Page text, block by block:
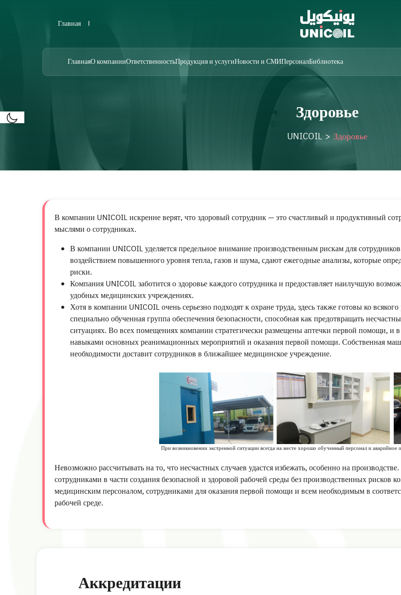
Главная
ГлавнаяО компанииОтветственностьПродукция и услугиНовости и СМИПерсоналБиблиотека
Здоровье
UNICOIL > Здоровье
В компании UNICOIL искренне верят, что здоровый сотрудник — это счастливый и продуктивный
мыслями о сотрудниках.
В компании UNICOIL уделяется предельное внимание производственным рискам для
воздействием повышенного уровня тепла, газов и шума, сдают ежегодные анализы, которые
риски.
Компания UNICOIL заботится о здоровье каждого сотрудника и предоставляет наилучшую
удобных медицинских учреждениях.
Хотя в компании UNICOIL очень серьезно подходят к охране труда, здесь также готовы ко
специально обученная группа обеспечения безопасности, способная как предотвращать
ситуациях. Во всех помещениях компании стратегически размещены аптечки первой помощи, и
навыками основных реанимационных мероприятий и оказания первой помощи. Собственная
необходимости доставит сотрудников в ближайшее медицинское учреждение.
При возникновении экстренной ситуации всегда на месте хорошо обученный персонал и аварийное
Невозможно рассчитывать на то, что несчастных случаев удастся избежать, особенно на
сотрудниками в части создания безопасной и здоровой рабочей среды без производственных
медицинским персоналом, сотрудниками для оказания первой помощи и всем необходимым в
рабочей среде.
Аккредитации